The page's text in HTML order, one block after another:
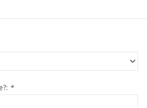
*